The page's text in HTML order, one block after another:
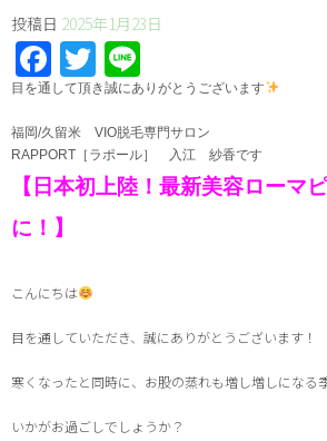
投稿日 2025年1月23日
Facebook
Twitter
⁡目を通して頂き誠にありがとうございます
福岡/久留米 VIO脱毛専門サロン
RAPPORT［ラポール］ 入江 紗香です
【日本初上陸！最新美容ローマ
に！】
こんにちは
目を通していただき、誠にありがとうございます！
寒くなったと同時に、お股の蒸れも増し増しになる
いかがお過ごしでしょうか？